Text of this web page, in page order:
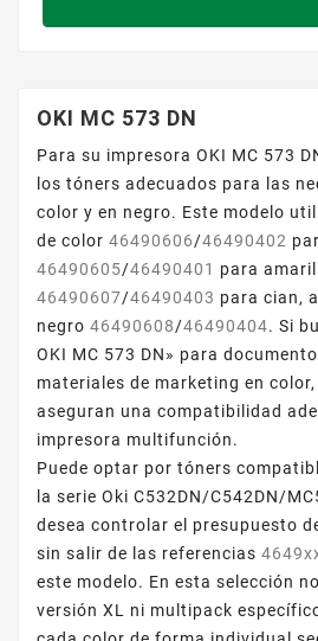
OKI MC 573 DN
Para su impresora OKI MC 573
los tóners adecuados para las
color y en negro. Este modelo
de color 46490606/46490402
46490605/46490401 para
46490607/46490403 para cian,
negro 46490608/46490404. Si
OKI MC 573 DN» para
materiales de marketing en
aseguran una compatibilidad
impresora multifunción.
Puede optar por tóners
la serie Oki C532DN/C542DN/
desea controlar el presupuesto
sin salir de las referencias
este modelo. En esta selección
versión XL ni multipack